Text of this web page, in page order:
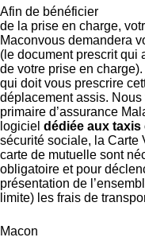
Afin de bénéficier
de la prise en charge,
Maconvous demandera
(le document prescrit qui
de votre prise en
qui doit vous prescrire
déplacement assis.
primaire d’assurance
logiciel dédiée aux
sécurité sociale, la Carte
carte de mutuelle sont
obligatoire et pour
présentation de
limite) les frais de
Macon